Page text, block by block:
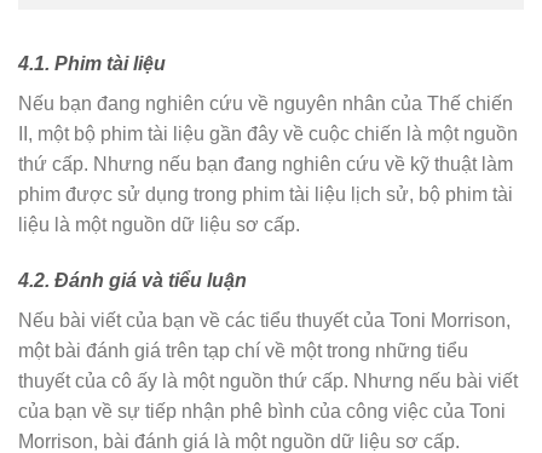
4.1. Phim tài liệu
Nếu bạn đang nghiên cứu về nguyên nhân của Thế chiến
II, một bộ phim tài liệu gần đây về cuộc chiến là một nguồn
thứ cấp. Nhưng nếu bạn đang nghiên cứu về kỹ thuật làm
phim được sử dụng trong phim tài liệu lịch sử, bộ phim tài
liệu là một nguồn dữ liệu sơ cấp.
4.2. Đánh giá và tiểu luận
Nếu bài viết của bạn về các tiểu thuyết của Toni Morrison,
một bài đánh giá trên tạp chí về một trong những tiểu
thuyết của cô ấy là một nguồn thứ cấp. Nhưng nếu bài viết
của bạn về sự tiếp nhận phê bình của công việc của Toni
Morrison, bài đánh giá là một nguồn dữ liệu sơ cấp.